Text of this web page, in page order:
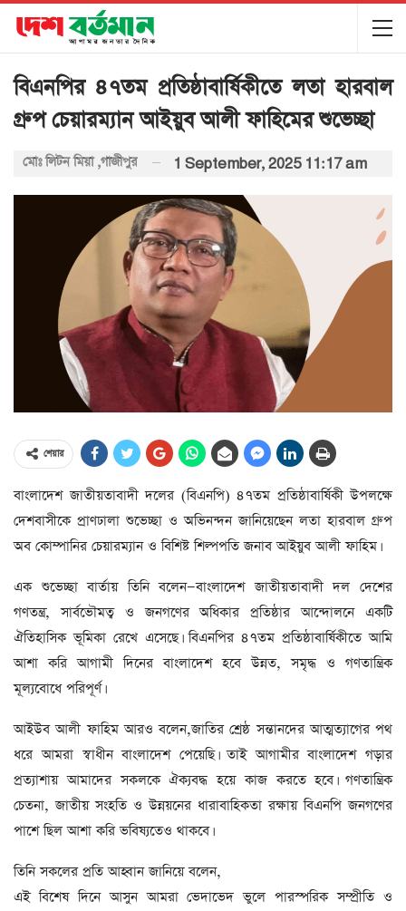
বিএনপির ৪৭তম প্রতিষ্ঠাবার্ষিকীতে লতা হারবাল
গ্রুপ চেয়ারম্যান আইয়ুব আলী ফাহিমের শুভেচ্ছা
মোঃ লিটন মিয়া ,গাজীপুর 1 September, 2025 11:17 am
শেয়ার
বাংলাদেশ জাতীয়তাবাদী দলের (বিএনপি) ৪৭তম প্রতিষ্ঠাবার্ষিকী উপলক্ষে
দেশবাসীকে প্রাণঢালা শুভেচ্ছা ও অভিনন্দন জানিয়েছেন লতা হারবাল গ্রুপ
অব কোম্পানির চেয়ারম্যান ও বিশিষ্ট শিল্পপতি জনাব আইয়ুব আলী ফাহিম।
এক শুভেচ্ছা বার্তায় তিনি বলেন—বাংলাদেশ জাতীয়তাবাদী দল দেশের
গণতন্ত্র, সার্বভৌমত্ব ও জনগণের অধিকার প্রতিষ্ঠার আন্দোলনে একটি
ঐতিহাসিক ভূমিকা রেখে এসেছে। বিএনপির ৪৭তম প্রতিষ্ঠাবার্ষিকীতে আমি
আশা করি আগামী দিনের বাংলাদেশ হবে উন্নত, সমৃদ্ধ ও গণতান্ত্রিক
মূল্যবোধে পরিপূর্ণ।
আইউব আলী ফাহিম আরও বলেন,জাতির শ্রেষ্ঠ সন্তানদের আত্মত্যাগের পথ
ধরে আমরা স্বাধীন বাংলাদেশ পেয়েছি। তাই আগামীর বাংলাদেশ গড়ার
প্রত্যাশায় আমাদের সকলকে ঐক্যবদ্ধ হয়ে কাজ করতে হবে। গণতান্ত্রিক
চেতনা, জাতীয় সংহতি ও উন্নয়নের ধারাবাহিকতা রক্ষায় বিএনপি জনগণের
পাশে ছিল আশা করি ভবিষ্যতেও থাকবে।
তিনি সকলের প্রতি আহ্বান জানিয়ে বলেন,
এই বিশেষ দিনে আসুন আমরা ভেদাভেদ ভুলে পারস্পরিক সম্প্রীতি ও